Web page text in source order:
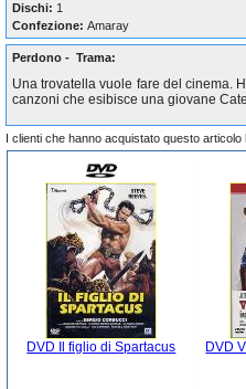
Dischi: 1
Confezione: Amaray
Perdono - Trama:
Una trovatella vuole fare del cinema.
canzoni che esibisce una giovane
I clienti che hanno acquistato questo
DVD Il figlio di Spartacus DVD